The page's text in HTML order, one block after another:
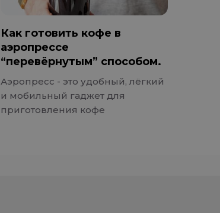
Как готовить кофе в
аэропрессе
“перевёрнутым” способом.
Аэропресс - это удобный, лёгкий
и мобильный гаджет для
приготовления кофе